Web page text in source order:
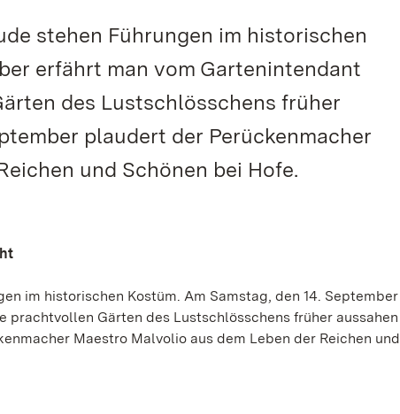
stehen Führungen im historischen
erfährt man vom Gartenintendant
des Lustschlösschens früher
plaudert der Perückenmacher
und Schönen bei Hofe.
im historischen Kostüm. Am Samstag, den 14. September
Gärten des Lustschlösschens früher aussahen
Maestro Malvolio aus dem Leben der Reichen und